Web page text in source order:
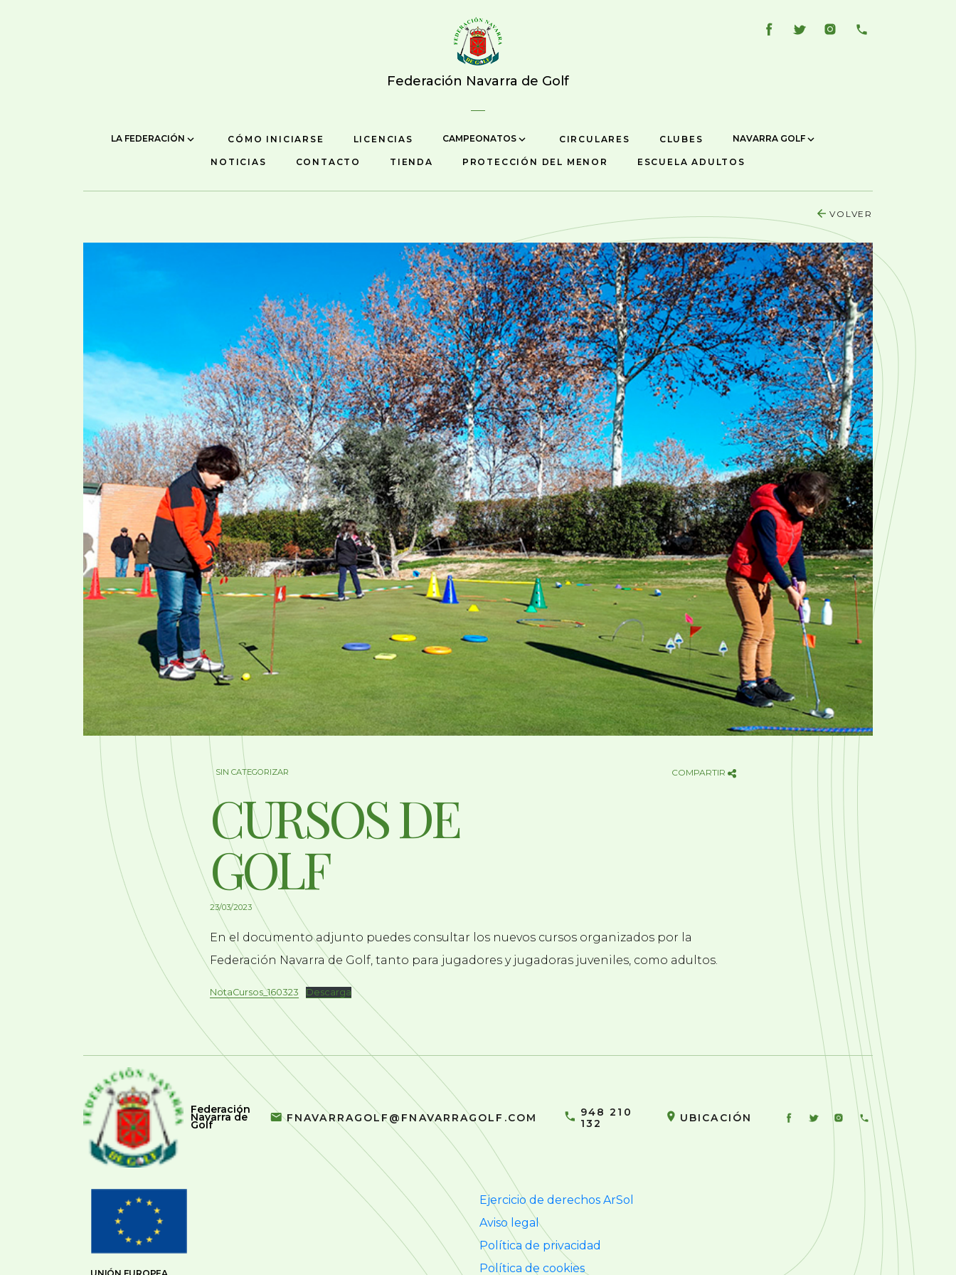
Federación Navarra de Golf
LA FEDERACIÓN CÓMO INICIARSE LICENCIAS CAMPEONATOS CIRCULARES CLUBES NAVARRA GOLF
NOTICIAS CONTACTO TIENDA PROTECCIÓN DEL MENOR ESCUELA ADULTOS
VOLVER
SIN CATEGORIZAR COMPARTIR
CURSOS DE
GOLF
23/03/2023
En el documento adjunto puedes consultar los nuevos cursos organizados por la
Federación Navarra de Golf, tanto para jugadores y jugadoras juveniles, como adultos.
NotaCursos_160323 Descarga
Federación
Navarra de
Golf
FNAVARRAGOLF@FNAVARRAGOLF.COM
948 210
132
UBICACIÓN
Ejercicio de derechos ArSol
Aviso legal
Política de privacidad
Política de cookies